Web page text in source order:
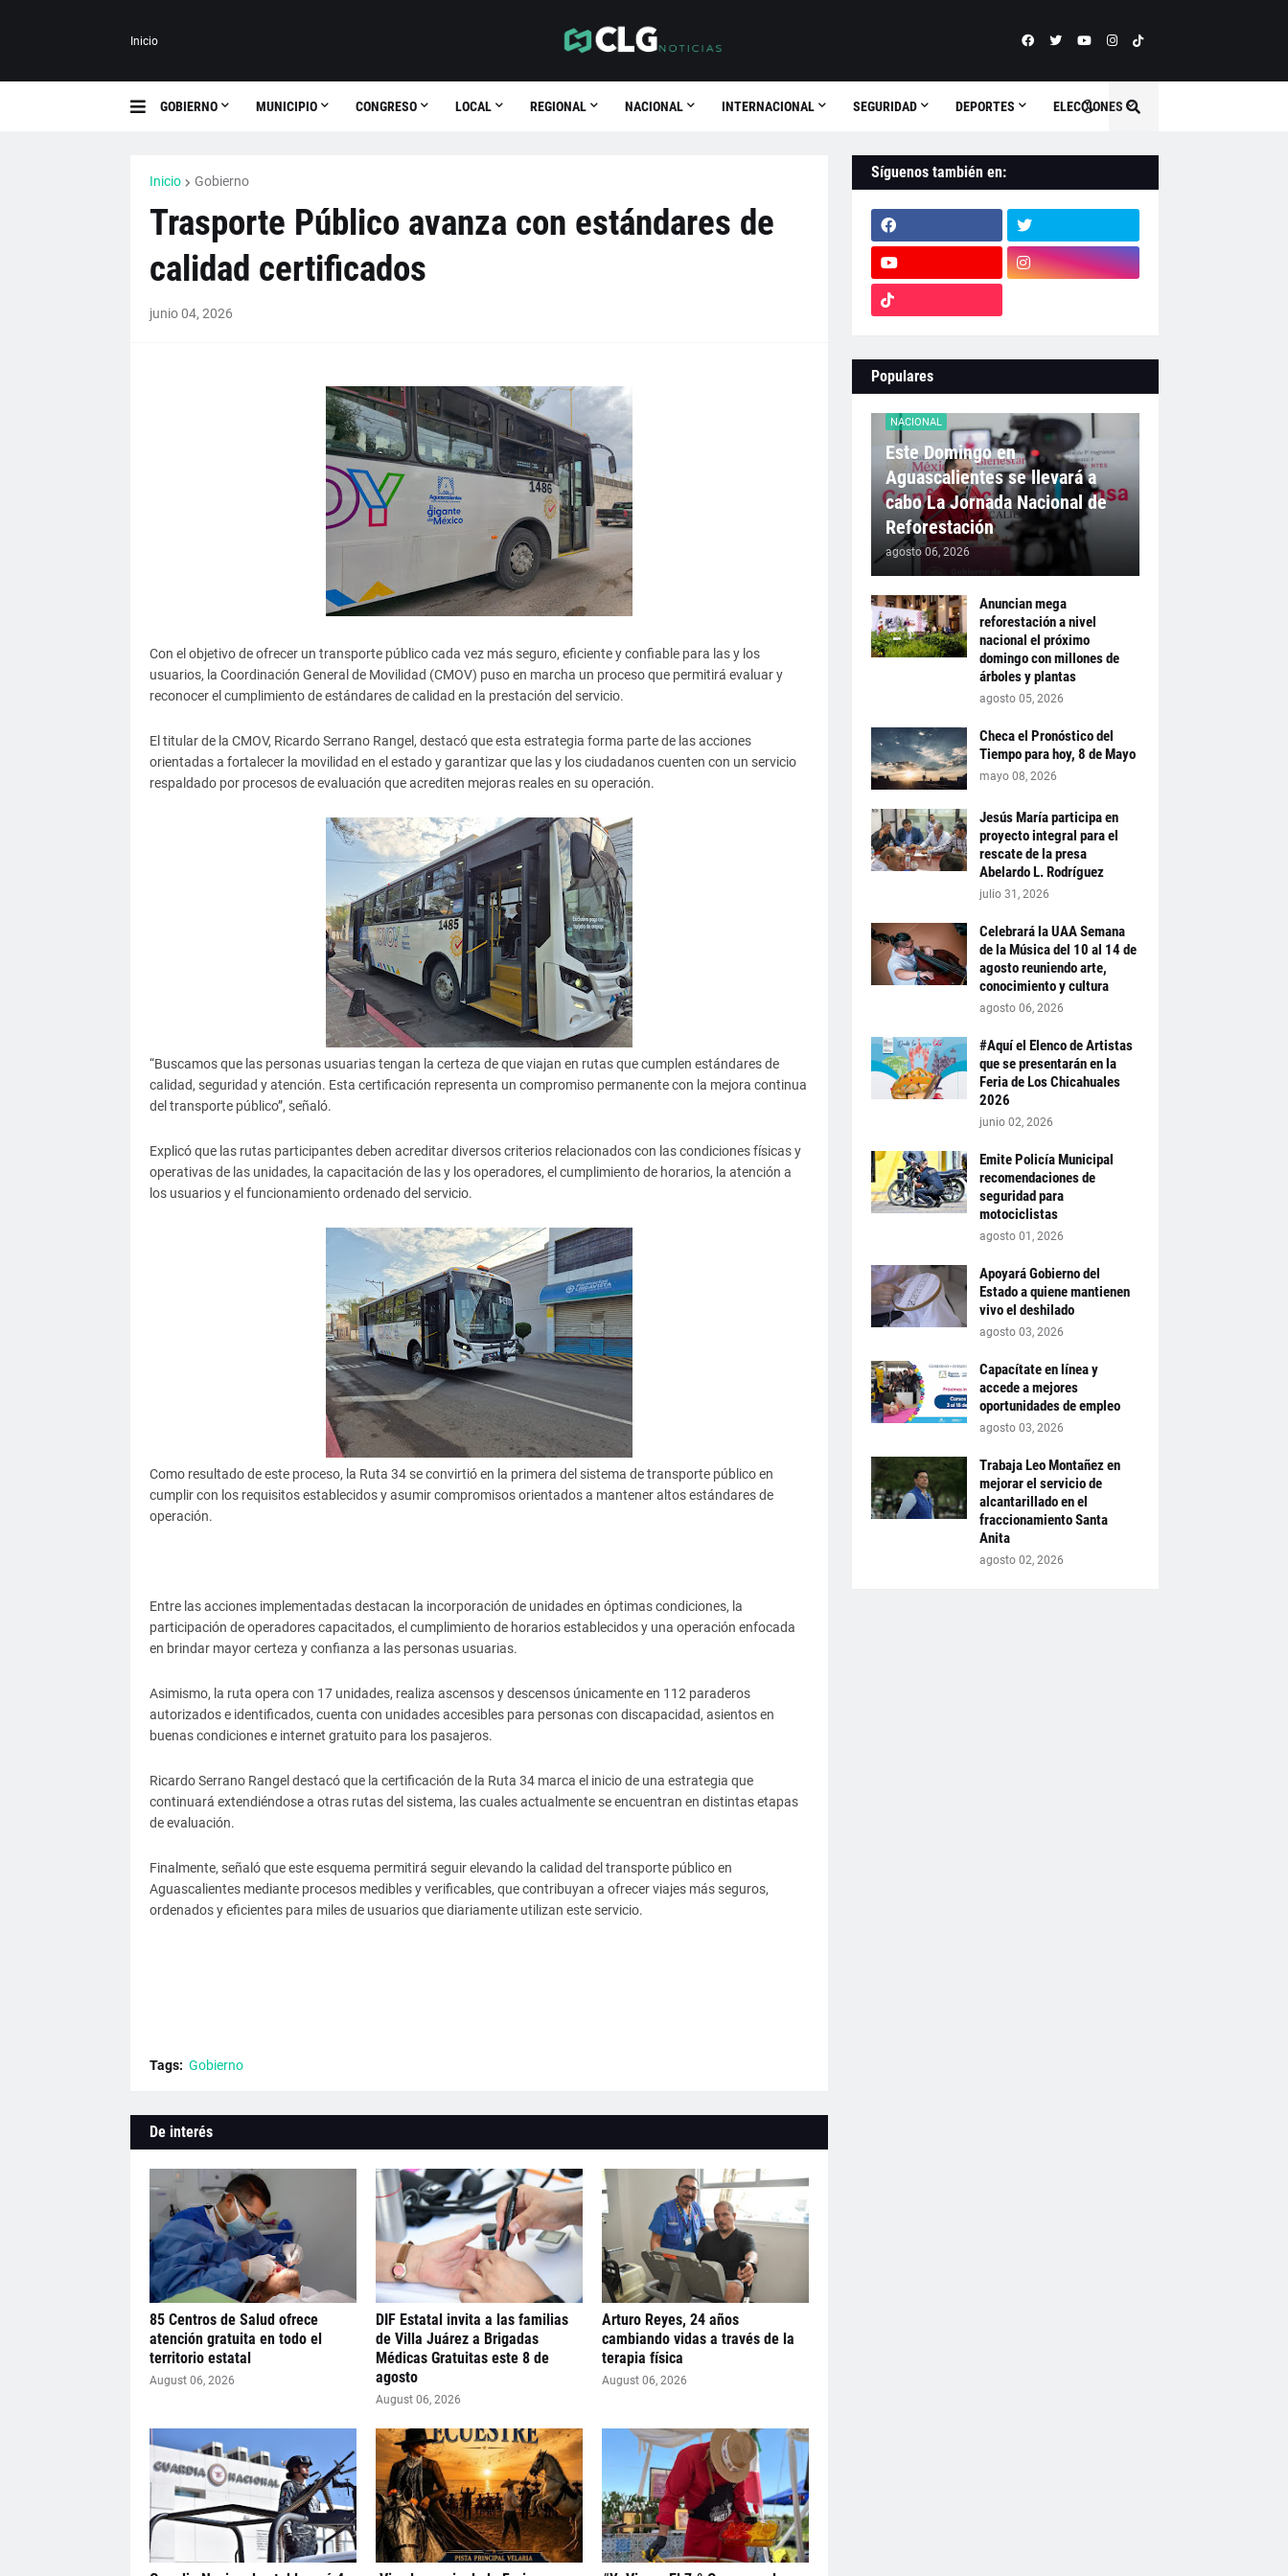
Inicio
GOBIERNO MUNICIPIO CONGRESO LOCAL REGIONAL NACIONAL INTERNACIONAL SEGURIDAD DEPORTES ELECCIONES
Inicio Gobierno
Trasporte Público avanza con estándares de
calidad certificados
junio 04, 2026
Con el objetivo de ofrecer un transporte público cada vez más seguro, eficiente y confiable para las y los
usuarios, la Coordinación General de Movilidad (CMOV) puso en marcha un proceso que permitirá evaluar y
reconocer el cumplimiento de estándares de calidad en la prestación del servicio.
El titular de la CMOV, Ricardo Serrano Rangel, destacó que esta estrategia forma parte de las acciones
orientadas a fortalecer la movilidad en el estado y garantizar que las y los ciudadanos cuenten con un servicio
respaldado por procesos de evaluación que acrediten mejoras reales en su operación.
“Buscamos que las personas usuarias tengan la certeza de que viajan en rutas que cumplen estándares de
calidad, seguridad y atención. Esta certificación representa un compromiso permanente con la mejora continua
del transporte público”, señaló.
Explicó que las rutas participantes deben acreditar diversos criterios relacionados con las condiciones físicas y
operativas de las unidades, la capacitación de las y los operadores, el cumplimiento de horarios, la atención a
los usuarios y el funcionamiento ordenado del servicio.
Como resultado de este proceso, la Ruta 34 se convirtió en la primera del sistema de transporte público en
cumplir con los requisitos establecidos y asumir compromisos orientados a mantener altos estándares de
operación.
Entre las acciones implementadas destacan la incorporación de unidades en óptimas condiciones, la
participación de operadores capacitados, el cumplimiento de horarios establecidos y una operación enfocada
en brindar mayor certeza y confianza a las personas usuarias.
Asimismo, la ruta opera con 17 unidades, realiza ascensos y descensos únicamente en 112 paraderos
autorizados e identificados, cuenta con unidades accesibles para personas con discapacidad, asientos en
buenas condiciones e internet gratuito para los pasajeros.
Ricardo Serrano Rangel destacó que la certificación de la Ruta 34 marca el inicio de una estrategia que
continuará extendiéndose a otras rutas del sistema, las cuales actualmente se encuentran en distintas etapas
de evaluación.
Finalmente, señaló que este esquema permitirá seguir elevando la calidad del transporte público en
Aguascalientes mediante procesos medibles y verificables, que contribuyan a ofrecer viajes más seguros,
ordenados y eficientes para miles de usuarios que diariamente utilizan este servicio.
Tags: Gobierno
De interés
85 Centros de Salud ofrece
atención gratuita en todo el
territorio estatal
August 06, 2026
DIF Estatal invita a las familias
de Villa Juárez a Brigadas
Médicas Gratuitas este 8 de
agosto
August 06, 2026
Arturo Reyes, 24 años
cambiando vidas a través de la
terapia física
August 06, 2026
Síguenos también en:
Populares
NACIONAL
Este Domingo en
Aguascalientes se llevará a
cabo La Jornada Nacional de
Reforestación
agosto 06, 2026
Anuncian mega
reforestación a nivel
nacional el próximo
domingo con millones de
árboles y plantas
agosto 05, 2026
Checa el Pronóstico del
Tiempo para hoy, 8 de Mayo
mayo 08, 2026
Jesús María participa en
proyecto integral para el
rescate de la presa
Abelardo L. Rodríguez
julio 31, 2026
Celebrará la UAA Semana
de la Música del 10 al 14 de
agosto reuniendo arte,
conocimiento y cultura
agosto 06, 2026
#Aquí el Elenco de Artistas
que se presentarán en la
Feria de Los Chicahuales
2026
junio 02, 2026
Emite Policía Municipal
recomendaciones de
seguridad para
motociclistas
agosto 01, 2026
Apoyará Gobierno del
Estado a quiene mantienen
vivo el deshilado
agosto 03, 2026
Capacítate en línea y
accede a mejores
oportunidades de empleo
agosto 03, 2026
Trabaja Leo Montañez en
mejorar el servicio de
alcantarillado en el
fraccionamiento Santa
Anita
agosto 02, 2026